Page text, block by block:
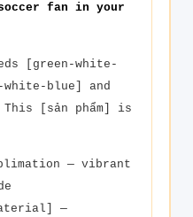
fan in your
[green-white-
blue] and
This [sản phẩm] is
— vibrant
—